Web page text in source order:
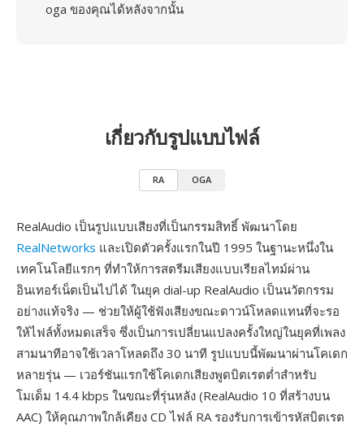
oga ของคุณได้หลังจากนั้น
เกี่ยวกับรูปแบบไฟล์
RA OGA
RealAudio เป็นรูปแบบเสียงที่เป็นกรรมสิทธิ์ พัฒนาโดย
RealNetworks และเปิดตัวครั้งแรกในปี 1995 ในฐานะหนึ่งใน
เทคโนโลยีแรกๆ ที่ทำให้การสตรีมเสียงแบบเรียลไทม์ผ่าน
อินเทอร์เน็ตเป็นไปได้ ในยุค dial-up RealAudio เป็นนวัตกรรม
อย่างแท้จริง — ช่วยให้ผู้ใช้ฟังเสียงขณะดาวน์โหลดแทนที่จะรอ
ให้ไฟล์ทั้งหมดเสร็จ ซึ่งเป็นการเปลี่ยนแปลงครั้งใหญ่ในยุคที่เพลง
สามนาทีอาจใช้เวลาโหลดถึง 30 นาที รูปแบบนี้พัฒนาผ่านโคเดก
หลายรุ่น — เวอร์ชันแรกใช้โคเดกเสียงพูดบิตเรตต่ำสำหรับ
โมเด็ม 14.4 kbps ในขณะที่รุ่นหลัง (RealAudio 10 ที่สร้างบน
AAC) ให้คุณภาพใกล้เคียง CD ไฟล์ RA รองรับการเข้ารหัสบิตเรต